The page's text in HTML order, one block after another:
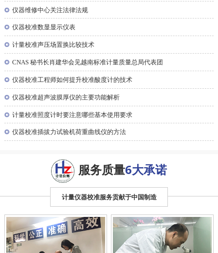
◎ 仪器维修中心关注法律法规
◎ 仪器校准数显显示仪表
◎ 计量校准声压场置换比较技术
◎ CNAS 秘书长肖建华会见越南标准计量质量总局代表团
◎ 仪器校准工程师如何提升校准酸度计的技术
◎ 仪器校准超声波膜厚仪的主要功能解析
◎ 计量校准照度计时要注意哪些基本使用要求
◎ 仪器校准插拔力试验机荷重曲线仪的方法
服务质量6大承诺
计量仪器校准服务贡献于中国制造